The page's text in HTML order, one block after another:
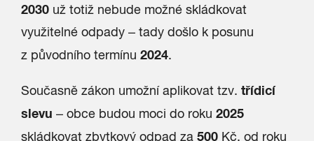
2030 už totiž nebude možné skládkovat
využitelné odpady – tady došlo k posunu
z původního termínu 2024.
Současně zákon umožní aplikovat tzv. třídicí
slevu – obce budou moci do roku 2025
skládkovat zbytkový odpad za 500 Kč, od roku